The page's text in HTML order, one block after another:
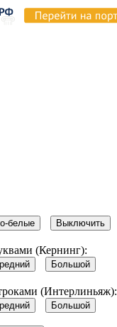
белые Выключить
(Кернинг):
Большой
(Интерлиньяж):
Большой